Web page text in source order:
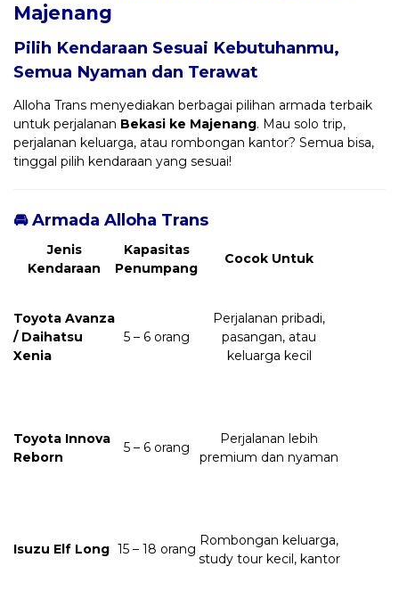
Majenang
Pilih Kendaraan Sesuai Kebutuhanmu,
Semua Nyaman dan Terawat
Alloha Trans menyediakan berbagai pilihan armada terbaik
untuk perjalanan Bekasi ke Majenang. Mau solo trip,
perjalanan keluarga, atau rombongan kantor? Semua bisa,
tinggal pilih kendaraan yang sesuai!
🚘 Armada Alloha Trans
Jenis
Kendaraan
Kapasitas
Penumpang
Cocok Untuk
Toyota Avanza
/ Daihatsu
Xenia
5 – 6 orang
Perjalanan pribadi,
pasangan, atau
keluarga kecil
Toyota Innova
Reborn
5 – 6 orang
Perjalanan lebih
premium dan nyaman
Isuzu Elf Long 15 – 18 orang
Rombongan keluarga,
study tour kecil, kantor